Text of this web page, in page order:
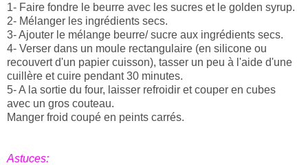
1- Faire fondre le beurre avec les sucres et le golden syrup.
2- Mélanger les ingrédients secs.
3- Ajouter le mélange beurre/ sucre aux ingrédients secs.
4- Verser dans un moule rectangulaire (en silicone ou
recouvert d'un papier cuisson), tasser un peu à l'aide d'une
cuillère et cuire pendant 30 minutes.
5- A la sortie du four, laisser refroidir et couper en cubes
avec un gros couteau.
Manger froid coupé en peints carrés.
Astuces: